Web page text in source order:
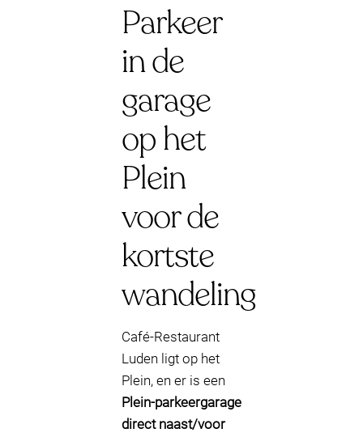
Parkeer
in de
garage
op het
Plein
voor de
kortste
wandeling
Café-Restaurant
Luden ligt op het
Plein, en er is een
Plein-parkeergarage
direct naast/voor